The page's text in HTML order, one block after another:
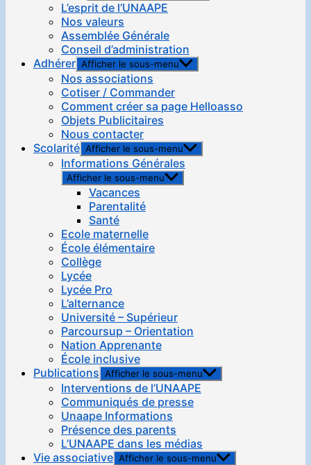
L’esprit de l’UNAAPE
Nos valeurs
Assemblée Générale
Conseil d’administration
Adhérer Afficher le sous-menu
Nos associations
Cotiser / Commander
Comment créer sa page Helloasso
Objets Publicitaires
Nous contacter
Scolarité Afficher le sous-menu
Informations Générales
Afficher le sous-menu
Vacances
Parentalité
Santé
Ecole maternelle
École élémentaire
Collège
Lycée
Lycée Pro
L’alternance
Université – Supérieur
Parcoursup – Orientation
Nation Apprenante
École inclusive
Publications Afficher le sous-menu
Interventions de l’UNAAPE
Communiqués de presse
Unaape Informations
Présence des parents
L’UNAAPE dans les médias
Vie associative Afficher le sous-menu